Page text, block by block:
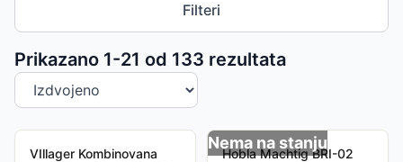
Filteri
Prikazano 1-21 od 133 rezultata
Sortiranje proizvoda
VIllager Kombinovana
Nema na stanju
Hobla Machtig BRI-02